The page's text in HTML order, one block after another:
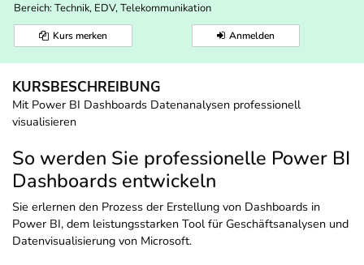
Bereich: Technik, EDV, Telekommunikation
Kurs merken Anmelden
KURSBESCHREIBUNG
Mit Power BI Dashboards Datenanalysen professionell
visualisieren
So werden Sie professionelle Power BI
Dashboards entwickeln
Sie erlernen den Prozess der Erstellung von Dashboards in
Power BI, dem leistungsstarken Tool für Geschäftsanalysen und
Datenvisualisierung von Microsoft.